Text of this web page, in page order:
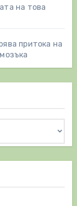
на това
притока на